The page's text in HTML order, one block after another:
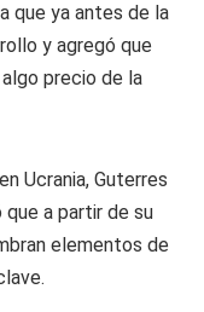
que ya antes de la
y agregó que
precio de la
Ucrania, Guterres
que a partir de su
elementos de